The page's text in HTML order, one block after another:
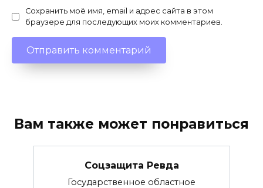
Сохранить моё имя, email и адрес сайта в этом
браузере для последующих моих комментариев.
Вам также может понравиться
Соцзащита Ревда
Государственное областное